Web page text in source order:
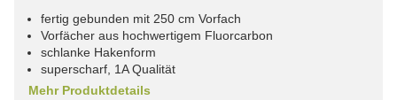
fertig gebunden mit 250 cm Vorfach
Vorfächer aus hochwertigem Fluorcarbon
schlanke Hakenform
superscharf, 1A Qualität
Mehr Produktdetails